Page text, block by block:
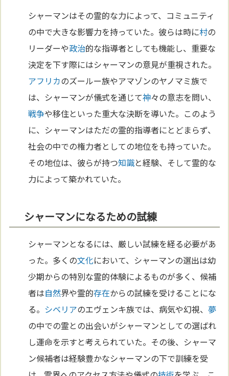
シャーマンはその霊的な力によって、コミュニティ
の中で大きな影響力を持っていた。彼らは時に村の
リーダーや政治的な指導者としても機能し、重要な
決定を下す際にはシャーマンの意見が重視された。
アフリカのズールー族やアマゾンのヤノマミ族で
は、シャーマンが儀式を通じて神々の意志を問い、
戦争や移住といった重大な決断を導いた。このよう
に、シャーマンはただの霊的指導者にとどまらず、
社会の中での権力者としての地位をも持っていた。
その地位は、彼らが持つ知識と経験、そして霊的な
力によって築かれていた。
シャーマンになるための試練
シャーマンとなるには、厳しい試練を経る必要があ
った。多くの文化において、シャーマンの選出は幼
少期からの特別な霊的体験によるものが多く、候補
者は自然界や霊的存在からの試練を受けることにな
る。 シベリアのエヴェンキ族では、病気や幻視、 夢
の中での霊との出会いがシャーマンとしての選ばれ
し運命を示すと考えられていた。その後、シャーマ
ン候補者は経験豊かなシャーマンの下で訓練を受